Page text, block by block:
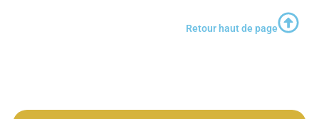
Retour haut de page